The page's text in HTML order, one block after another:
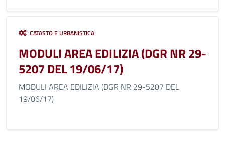
CATASTO E URBANISTICA
MODULI AREA EDILIZIA (DGR NR 29-
5207 DEL 19/06/17)
MODULI AREA EDILIZIA (DGR NR 29-5207 DEL
19/06/17)